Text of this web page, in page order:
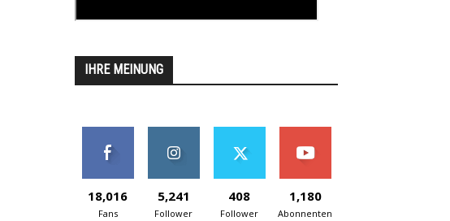
IHRE MEINUNG
18,016
Fans
5,241
Follower
408
Follower
1,180
Abonnenten